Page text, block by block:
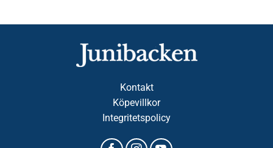
Kontakt
Köpevillkor
Integritetspolicy